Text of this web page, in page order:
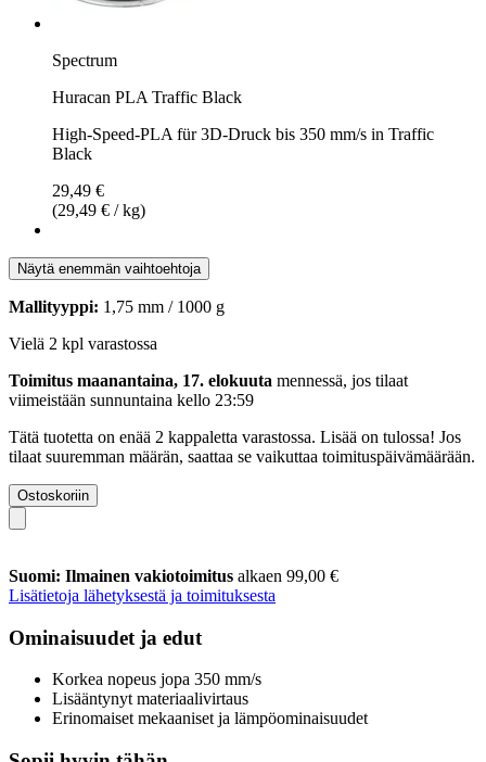
Spectrum
Huracan PLA Traffic Black
High-Speed-PLA für 3D-Druck bis 350 mm/s in Traffic
Black
29,49 €
(29,49 € / kg)
Näytä enemmän vaihtoehtoja
Mallityyppi: 1,75 mm / 1000 g
Vielä 2 kpl varastossa
Toimitus maanantaina, 17. elokuuta mennessä, jos tilaat
viimeistään sunnuntaina kello 23:59
Tätä tuotetta on enää 2 kappaletta varastossa. Lisää on tulossa! Jos
tilaat suuremman määrän, saattaa se vaikuttaa toimituspäivämäärään.
Ostoskoriin
Suomi: Ilmainen vakiotoimitus alkaen 99,00 €
Lisätietoja lähetyksestä ja toimituksesta
Ominaisuudet ja edut
Korkea nopeus jopa 350 mm/s
Lisääntynyt materiaalivirtaus
Erinomaiset mekaaniset ja lämpöominaisuudet